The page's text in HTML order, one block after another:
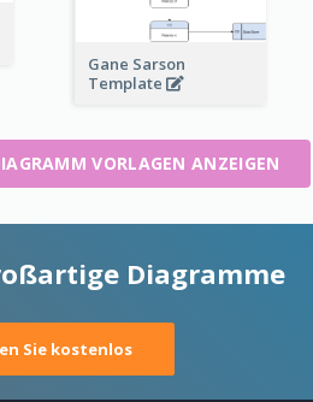
Gane Sarson
Template
VORLAGEN ANZEIGEN
Diagramme
Sie kostenlos